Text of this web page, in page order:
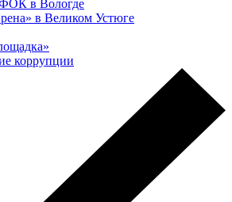
в Вологде
в Великом Устюге
коррупции